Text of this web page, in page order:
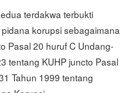
terdakwa terbukti
korupsi sebagaimana
Pasal 20 huruf C Undang-
tentang KUHP juncto Pasal
Tahun 1999 tentang